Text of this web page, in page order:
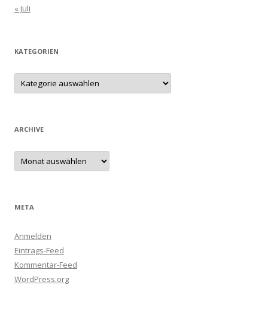
« Juli
KATEGORIEN
Kategorien
ARCHIVE
Archive
META
Anmelden
Eintrags-Feed
Kommentar-Feed
WordPress.org